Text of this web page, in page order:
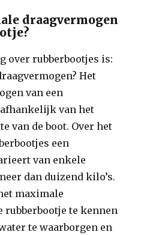
draagvermogen
over rubberbootjes is:
Het
van een
van het
van de boot. Over het
een
van enkele
dan duizend kilo’s.
maximale
rubberbootje te kennen
te waarborgen en